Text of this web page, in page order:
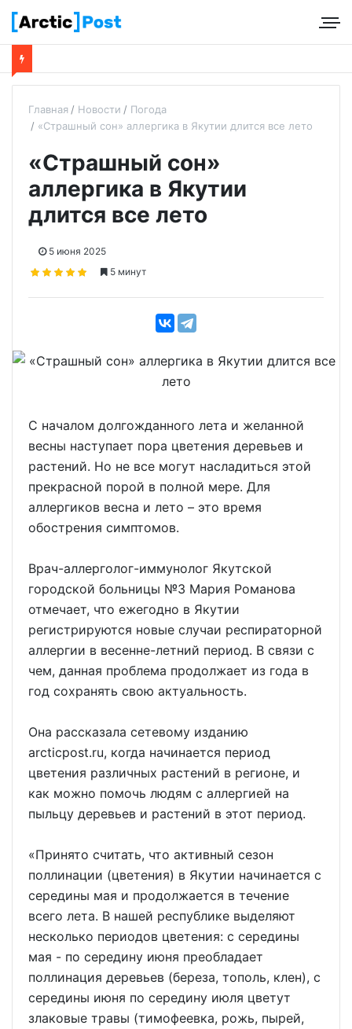
Главная Новости
Погода
«Страшный сон» аллергика в Якутии длится все лето
«Страшный сон»
аллергика в Якутии
длится все лето
5 июня 2025
5 минут
С началом долгожданного лета и желанной
весны наступает пора цветения деревьев и
растений. Но не все могут насладиться этой
прекрасной порой в полной мере. Для
аллергиков весна и лето – это время
обострения симптомов.
Врач-аллерголог-иммунолог Якутской
городской больницы №3 Мария Романова
отмечает, что ежегодно в Якутии
регистрируются новые случаи респираторной
аллергии в весенне-летний период. В связи с
чем, данная проблема продолжает из года в
год сохранять свою актуальность.
Она рассказала сетевому изданию
arcticpost.ru, когда начинается период
цветения различных растений в регионе, и
как можно помочь людям с аллергией на
пыльцу деревьев и растений в этот период.
«Принято считать, что активный сезон
поллинации (цветения) в Якутии начинается с
середины мая и продолжается в течение
всего лета. В нашей республике выделяют
несколько периодов цветения: с середины
мая - по середину июня преобладает
поллинация деревьев (береза, тополь, клен), с
середины июня по середину июля цветут
злаковые травы (тимофеевка, рожь, пырей,